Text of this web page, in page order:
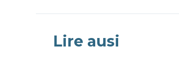
Lire ausi